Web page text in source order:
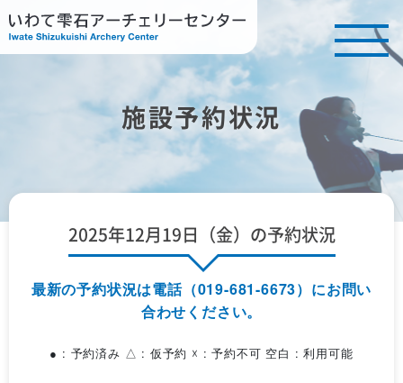
施設予約状況
2025年12月19日（金）の予約状況
最新の予約状況は電話（019-681-6673）にお問い
合わせください。
● : 予約済み △ : 仮予約 ☓ : 予約不可 空白 : 利用可能